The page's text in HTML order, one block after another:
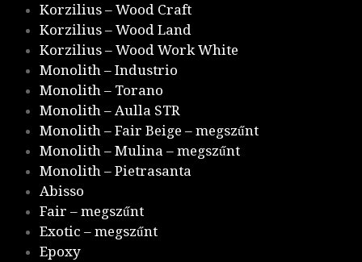
Korzilius – Wood Craft
Korzilius – Wood Land
Korzilius – Wood Work White
Monolith – Industrio
Monolith – Torano
Monolith – Aulla STR
Monolith – Fair Beige – megszűnt
Monolith – Mulina – megszűnt
Monolith – Pietrasanta
Abisso
Fair – megszűnt
Exotic – megszűnt
Epoxy